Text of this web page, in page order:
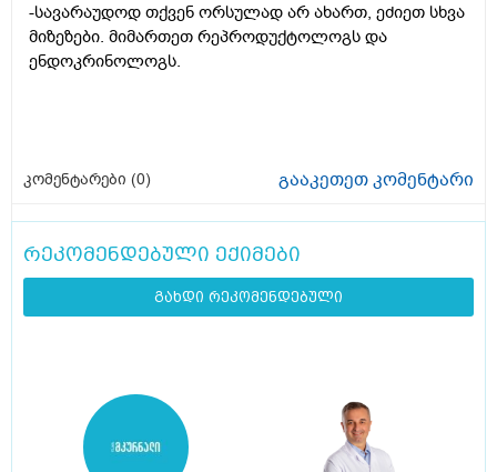
-სავარაუდოდ თქვენ ორსულად არ ახართ, ეძიეთ სხვა
მიზეზები. მიმართეთ რეპროდუქტოლოგს და
ენდოკრინოლოგს.
კომენტარები (0) გააკეთეთ კომენტარი
რეკომენდებული ექიმები
გახდი რეკომენდებული